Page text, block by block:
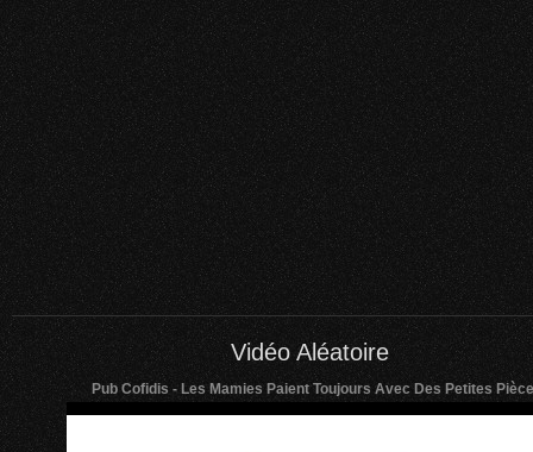
Vidéo Aléatoire
Pub Cofidis - Les Mamies Paient Toujours Avec Des Petites